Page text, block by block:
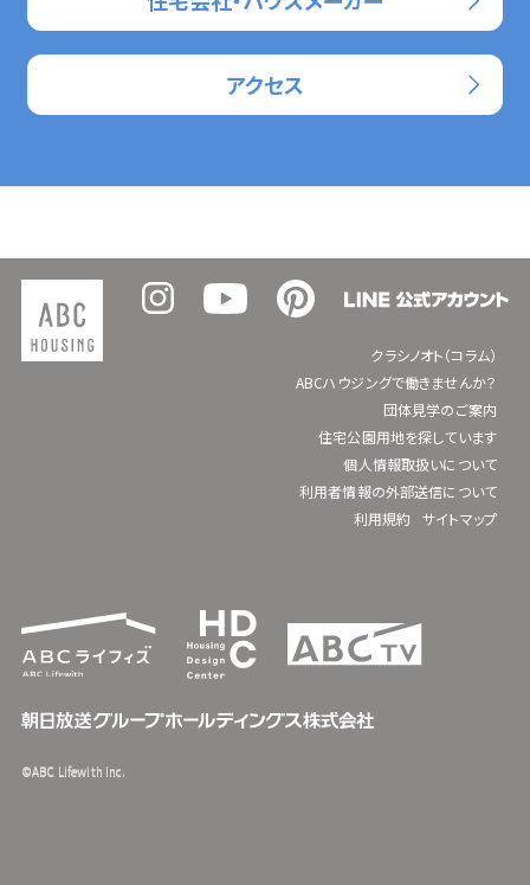
アクセス
クラシノオト（コラム）
ABCハウジングで働きませんか？
団体見学のご案内
住宅公園用地を探しています
個人情報取扱いについて
利用者情報の外部送信について
利用規約
サイトマップ
©ABC Lifewith Inc.